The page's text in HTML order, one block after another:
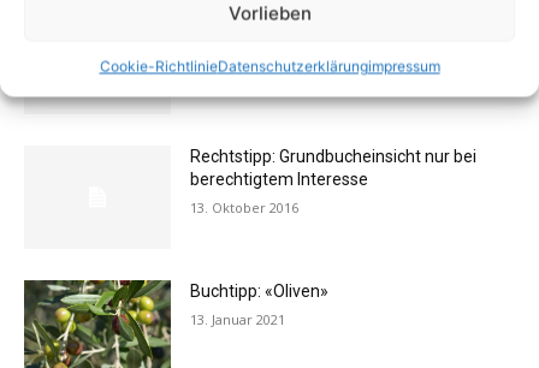
Vorlieben
Cookie-RichtlinieDatenschutzerklärungimpressum
Schlechte Gerüche im Zuhause: Ursachen,
31. Juli 2012
Rechtstipp: Grundbucheinsicht nur bei
berechtigtem Interesse
13. Oktober 2016
Buchtipp: «Oliven»
13. Januar 2021